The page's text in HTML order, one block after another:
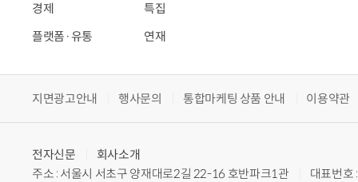
경제
플랫폼·유통
특집
연재
지면광고안내 행사문의 통합마케팅 상품 안내 이용약관
전자신문
회사소개
주소 : 서울시 서초구 양재대로2길 22-16 호반파크1관
대표번